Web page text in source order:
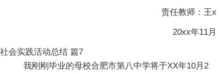
责任教师：王x
20xx年11月
社会实践活动总结 篇7
我刚刚毕业的母校合肥市第八中学将于XX年10月2